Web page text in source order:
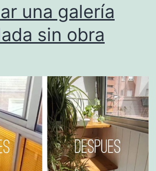
una galería
sin obra